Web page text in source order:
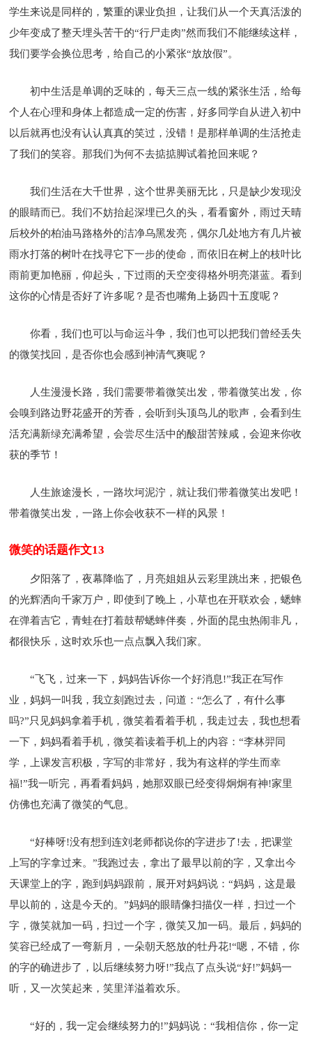
学生来说是同样的，繁重的课业负担，让我们从一个天真活泼的
少年变成了整天埋头苦干的“行尸走肉”然而我们不能继续这样，
我们要学会换位思考，给自己的小紧张“放放假”。
初中生活是单调的乏味的，每天三点一线的紧张生活，给每
个人在心理和身体上都造成一定的伤害，好多同学自从进入初中
以后就再也没有认认真真的笑过，没错！是那样单调的生活抢走
了我们的笑容。那我们为何不去掂掂脚试着抢回来呢？
我们生活在大千世界，这个世界美丽无比，只是缺少发现没
的眼睛而已。我们不妨抬起深埋已久的头，看看窗外，雨过天晴
后校外的柏油马路格外的洁净乌黑发亮，偶尔几处地方有几片被
雨水打落的树叶在找寻它下一步的使命，而依旧在树上的枝叶比
雨前更加艳丽，仰起头，下过雨的天空变得格外明亮湛蓝。看到
这你的心情是否好了许多呢？是否也嘴角上扬四十五度呢？
你看，我们也可以与命运斗争，我们也可以把我们曾经丢失
的微笑找回，是否你也会感到神清气爽呢？
人生漫漫长路，我们需要带着微笑出发，带着微笑出发，你
会嗅到路边野花盛开的芳香，会听到头顶鸟儿的歌声，会看到生
活充满新绿充满希望，会尝尽生活中的酸甜苦辣咸，会迎来你收
获的季节！
人生旅途漫长，一路坎坷泥泞，就让我们带着微笑出发吧！
带着微笑出发，一路上你会收获不一样的风景！
微笑的话题作文13
夕阳落了，夜幕降临了，月亮姐姐从云彩里跳出来，把银色
的光辉洒向千家万户，即使到了晚上，小草也在开联欢会，蟋蟀
在弹着吉它，青蛙在打着鼓帮蟋蟀伴奏，外面的昆虫热闹非凡，
都很快乐，这时欢乐也一点点飘入我们家。
“飞飞，过来一下，妈妈告诉你一个好消息!”我正在写作
业，妈妈一叫我，我立刻跑过去，问道：“怎么了，有什么事
吗?”只见妈妈拿着手机，微笑着看着手机，我走过去，我也想看
一下，妈妈看着手机，微笑着读着手机上的内容：“李林羿同
学，上课发言积极，字写的非常好，我为有这样的学生而幸
福!”我一听完，再看看妈妈，她那双眼已经变得炯炯有神!家里
仿佛也充满了微笑的气息。
“好棒呀!没有想到连刘老师都说你的字进步了!去，把课堂
上写的字拿过来。”我跑过去，拿出了最早以前的字，又拿出今
天课堂上的字，跑到妈妈跟前，展开对妈妈说：“妈妈，这是最
早以前的，这是今天的。”妈妈的眼睛像扫描仪一样，扫过一个
字，微笑就加一码，扫过一个字，微笑又加一码。最后，妈妈的
笑容已经成了一弯新月，一朵朝天怒放的牡丹花!“嗯，不错，你
的字的确进步了，以后继续努力呀!”我点了点头说“好!”妈妈一
听，又一次笑起来，笑里洋溢着欢乐。
“好的，我一定会继续努力的!”妈妈说：“我相信你，你一定